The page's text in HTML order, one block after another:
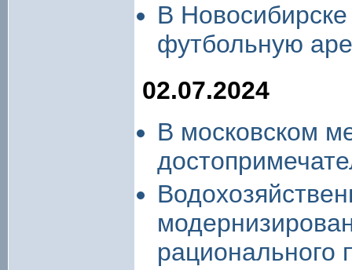
В
футбольную
02.07.2024
В московском
рационального